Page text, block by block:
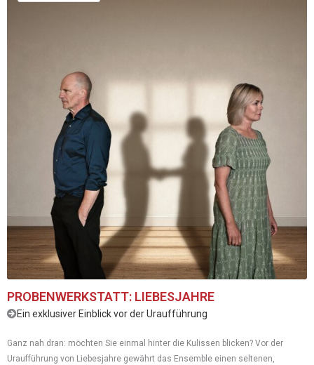
PROBENWERKSTATT: LIEBESJAHRE
Ein exklusiver Einblick vor der Uraufführung
Ganz nah dran: möchten Sie einmal hinter die Kulissen blicken? Vor der
Uraufführung von Liebesjahre gewährt das Ensemble einen seltenen,